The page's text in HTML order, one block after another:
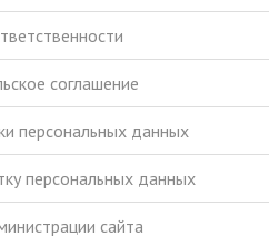
соглашение
персональных данных
персональных данных
сайта